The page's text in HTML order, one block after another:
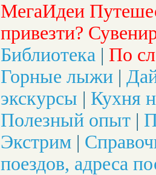
МегаИдеи
привезти?
Библиотека | По
Горные лыжи |
экскурсы | Кухня
Полезный опыт |
Экстрим |
поездов, адреса